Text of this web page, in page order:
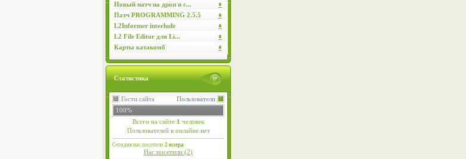
Новый патч на дроп и с...
Патч PROGRAMMING 2.5.5
L2Informer interlude
L2 File Editor для Li...
Карты катакомб
Статистика
Пользователи
Гости сайта
100%
Всего на сайте 1 человек
Пользователей в онлайне нет
Сегодня нас посетило 2 юзера
Нас посетили (2)